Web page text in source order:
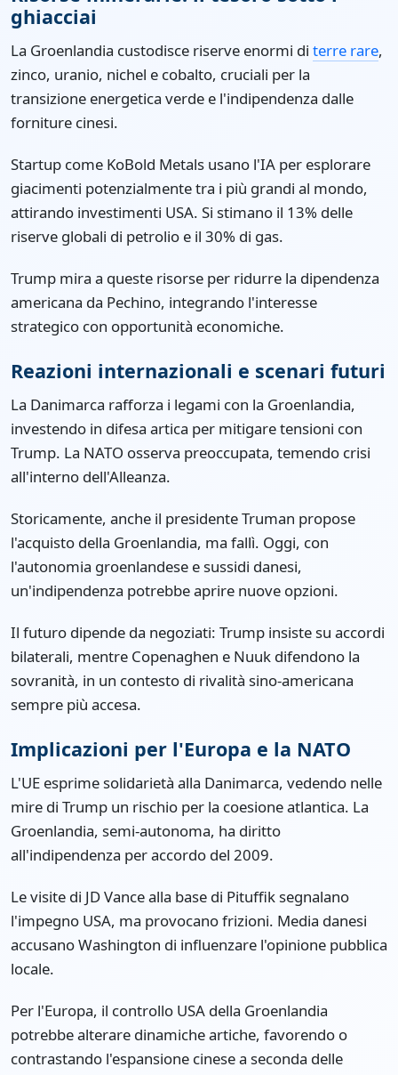
ghiacciai
La Groenlandia custodisce riserve enormi di terre rare,
zinco, uranio, nichel e cobalto, cruciali per la
transizione energetica verde e l'indipendenza dalle
forniture cinesi.
Startup come KoBold Metals usano l'IA per esplorare
giacimenti potenzialmente tra i più grandi al mondo,
attirando investimenti USA. Si stimano il 13% delle
riserve globali di petrolio e il 30% di gas.
Trump mira a queste risorse per ridurre la dipendenza
americana da Pechino, integrando l'interesse
strategico con opportunità economiche.
Reazioni internazionali e scenari futuri
La Danimarca rafforza i legami con la Groenlandia,
investendo in difesa artica per mitigare tensioni con
Trump. La NATO osserva preoccupata, temendo crisi
all'interno dell'Alleanza.
Storicamente, anche il presidente Truman propose
l'acquisto della Groenlandia, ma fallì. Oggi, con
l'autonomia groenlandese e sussidi danesi,
un'indipendenza potrebbe aprire nuove opzioni.
Il futuro dipende da negoziati: Trump insiste su accordi
bilaterali, mentre Copenaghen e Nuuk difendono la
sovranità, in un contesto di rivalità sino-americana
sempre più accesa.
Implicazioni per l'Europa e la NATO
L'UE esprime solidarietà alla Danimarca, vedendo nelle
mire di Trump un rischio per la coesione atlantica. La
Groenlandia, semi-autonoma, ha diritto
all'indipendenza per accordo del 2009.
Le visite di JD Vance alla base di Pituffik segnalano
l'impegno USA, ma provocano frizioni. Media danesi
accusano Washington di influenzare l'opinione pubblica
locale.
Per l'Europa, il controllo USA della Groenlandia
potrebbe alterare dinamiche artiche, favorendo o
contrastando l'espansione cinese a seconda delle